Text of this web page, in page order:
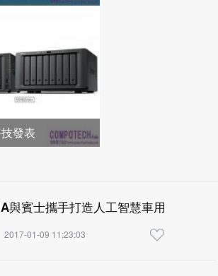
發表
列，以低入手門
與賓士攜手打造人工智慧車用技術
2017-01-09 11:23:03